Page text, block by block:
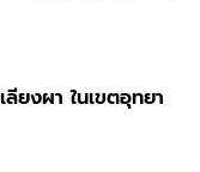
ยงผา ในเขตอุทยา